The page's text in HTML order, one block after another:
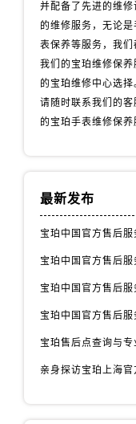
并配备了先进的维
的维修服务，无论
表保养等服务，我们
我们的宝珀维修保
的宝珀维修中心选
请随时联系我们的
的宝珀手表维修保养
最新发布